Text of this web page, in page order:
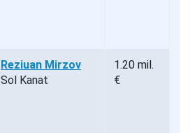
Reziuan Mirzov
Sol Kanat
1.20 mil.
€